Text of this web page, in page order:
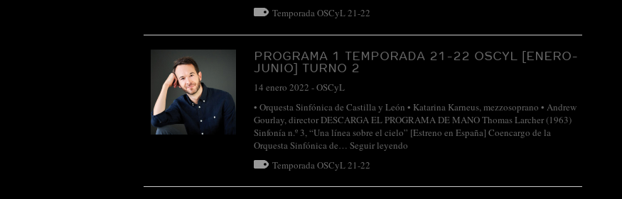
Temporada OSCyL 21-22
PROGRAMA 1 TEMPORADA 21-22 OSCYL [ENERO-
JUNIO] TURNO 2
14 enero 2022 -OSCyL
• Orquesta Sinfónica de Castilla y León • Katarina Karneus, mezzosoprano • Andrew
Gourlay, director DESCARGA EL PROGRAMA DE MANO Thomas Larcher (1963)
Sinfonía n.º 3, “Una línea sobre el cielo” [Estreno en España] Coencargo de la
Orquesta Sinfónica de… Seguir leyendo
Temporada OSCyL 21-22